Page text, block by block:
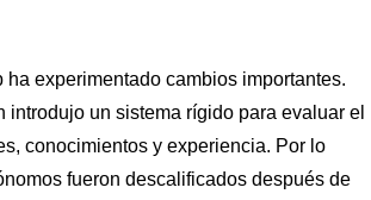
ha experimentado cambios importantes.
introdujo un sistema rígido para evaluar el
conocimientos y experiencia. Por lo
fueron descalificados después de